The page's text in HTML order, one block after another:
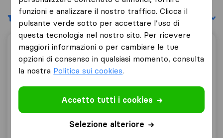
Filtri Filtra per:
Fratelli Simeone Traslochi
9,6
Fratelli Simeone Traslochi
Gallarate(Filiale)
funzioni e analizzare il nostro traffico. Clicca il
pulsante verde sotto per accettare l’uso di
questa tecnologia nel nostro sito. Per ricevere
maggiori informazioni o per cambiare le tue
opzioni di consenso in qualsiasi momento, consulta
la nostra Politica sui cookies.
Accetto tutti i cookies
Selezione alteriore